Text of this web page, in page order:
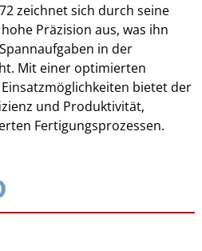
zeichnet sich durch seine
Präzision aus, was ihn
in der
Mit einer optimierten
bietet der
und Produktivität,
Fertigungsprozessen.